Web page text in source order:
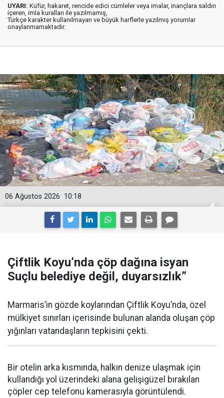
UYARI: Küfür, hakaret, rencide edici cümleler veya imalar, inançlara saldırı
içeren, imla kuralları ile yazılmamış,
Türkçe karakter kullanılmayan ve büyük harflerle yazılmış yorumlar
onaylanmamaktadır.
10:18
06 Ağustos 2026
Çiftlik Koyu’nda çöp dağına isyan
Suçlu belediye değil, duyarsızlık”
Marmaris’in gözde koylarından Çiftlik Koyu’nda, özel
mülkiyet sınırları içerisinde bulunan alanda oluşan çöp
yığınları vatandaşların tepkisini çekti.
Bir otelin arka kısmında, halkın denize ulaşmak için
kullandığı yol üzerindeki alana gelişigüzel bırakılan
çöpler cep telefonu kamerasıyla görüntülendi.